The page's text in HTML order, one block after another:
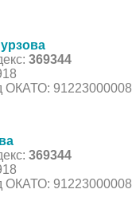
369344
ОКАТО: 91223000008
369344
ОКАТО: 91223000008